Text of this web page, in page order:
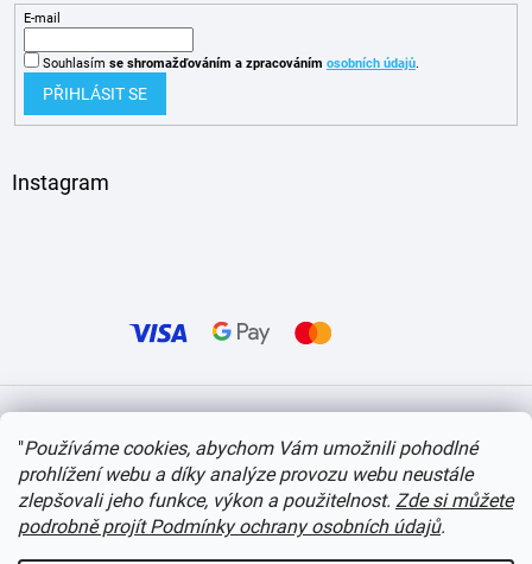
"Používáme cookies, abychom Vám umožnili pohodlné
prohlížení webu a díky analýze provozu webu neustále
zlepšovali jeho funkce, výkon a použitelnost. Zde si můžete
podrobně projít Podmínky ochrany osobních údajů.
E-mail
Souhlasím se shromažďováním a zpracováním osobních údajů.
PŘIHLÁSIT SE
Instagram
Copyright 2026itvlaky.cz . Všechna práva vyhrazena. Upravit nastavení cookies